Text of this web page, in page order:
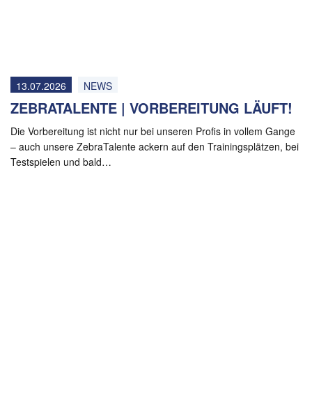
13.07.2026 NEWS
ZEBRATALENTE | VORBEREITUNG LÄUFT!
Die Vorbereitung ist nicht nur bei unseren Profis in vollem Gange
– auch unsere ZebraTalente ackern auf den Trainingsplätzen, bei
Testspielen und bald…